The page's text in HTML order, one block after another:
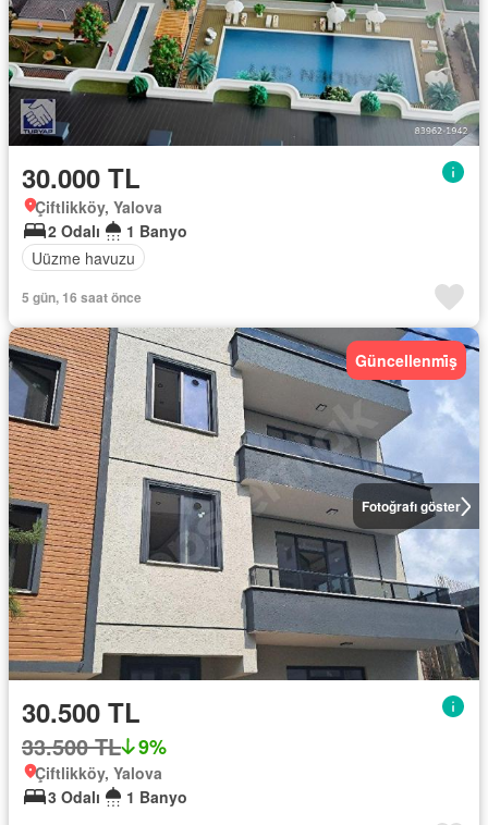
30.000 TL
Çiftlikköy, Yalova
2 Odalı
1 Banyo
Uüzme havuzu
5 gün, 16 saat önce
Fotoğrafı göster
Güncellenmi̇ş
30.500 TL
33.500 TL 9%
Çiftlikköy, Yalova
3 Odalı
1 Banyo